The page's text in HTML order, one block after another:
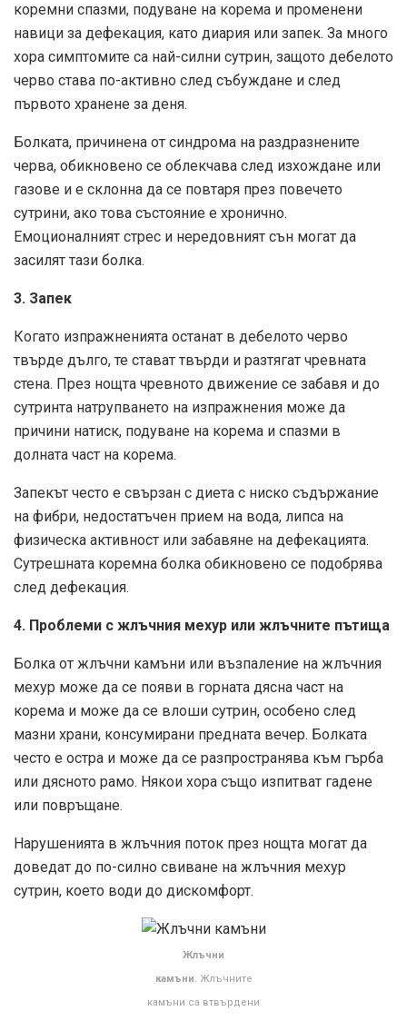
коремни спазми, подуване на корема и променени
навици за дефекация, като диария или запек. За много
хора симптомите са най-силни сутрин, защото дебелото
черво става по-активно след събуждане и след
първото хранене за деня.
Болката, причинена от синдрома на раздразнените
черва, обикновено се облекчава след изхождане или
газове и е склонна да се повтаря през повечето
сутрини, ако това състояние е хронично.
Емоционалният стрес и нередовният сън могат да
засилят тази болка.
3. Запек
Когато изпражненията останат в дебелото черво
твърде дълго, те стават твърди и разтягат чревната
стена. През нощта чревното движение се забавя и до
сутринта натрупването на изпражнения може да
причини натиск, подуване на корема и спазми в
долната част на корема.
Запекът често е свързан с диета с ниско съдържание
на фибри, недостатъчен прием на вода, липса на
физическа активност или забавяне на дефекацията.
Сутрешната коремна болка обикновено се подобрява
след дефекация.
4. Проблеми с жлъчния мехур или жлъчните пътища
Болка от жлъчни камъни или възпаление на жлъчния
мехур може да се появи в горната дясна част на
корема и може да се влоши сутрин, особено след
мазни храни, консумирани предната вечер. Болката
често е остра и може да се разпространява към гърба
или дясното рамо. Някои хора също изпитват гадене
или повръщане.
Нарушенията в жлъчния поток през нощта могат да
доведат до по-силно свиване на жлъчния мехур
сутрин, което води до дискомфорт.
Жлъчни
камъни.Жлъчните
камъни са втвърдени